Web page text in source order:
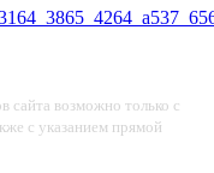
сайта возможно только с
с указанием прямой